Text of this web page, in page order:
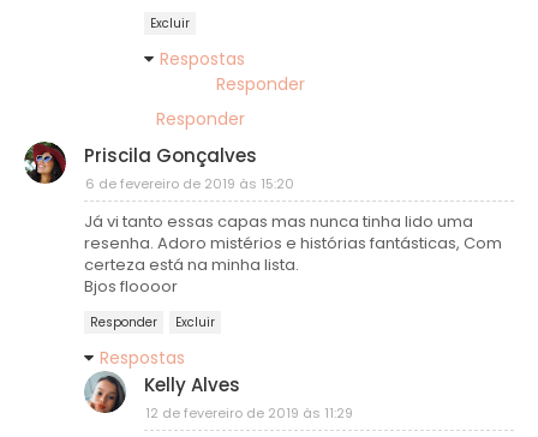
Excluir
Respostas
Responder
Responder
Priscila Gonçalves
6 de fevereiro de 2019 às 15:20
Já vi tanto essas capas mas nunca tinha lido uma
resenha. Adoro mistérios e histórias fantásticas, Com
certeza está na minha lista.
Bjos floooor
Responder Excluir
Respostas
Kelly Alves
12 de fevereiro de 2019 às 11:29